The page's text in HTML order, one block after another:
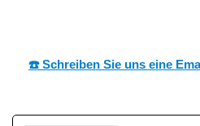
☎️ Schreiben Sie uns eine